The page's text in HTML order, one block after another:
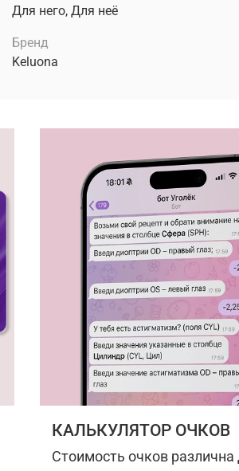
Для него, Для неё
Бренд
Keluona
КАЛЬКУЛЯТОР ОЧКОВ
Стоимость очков различна